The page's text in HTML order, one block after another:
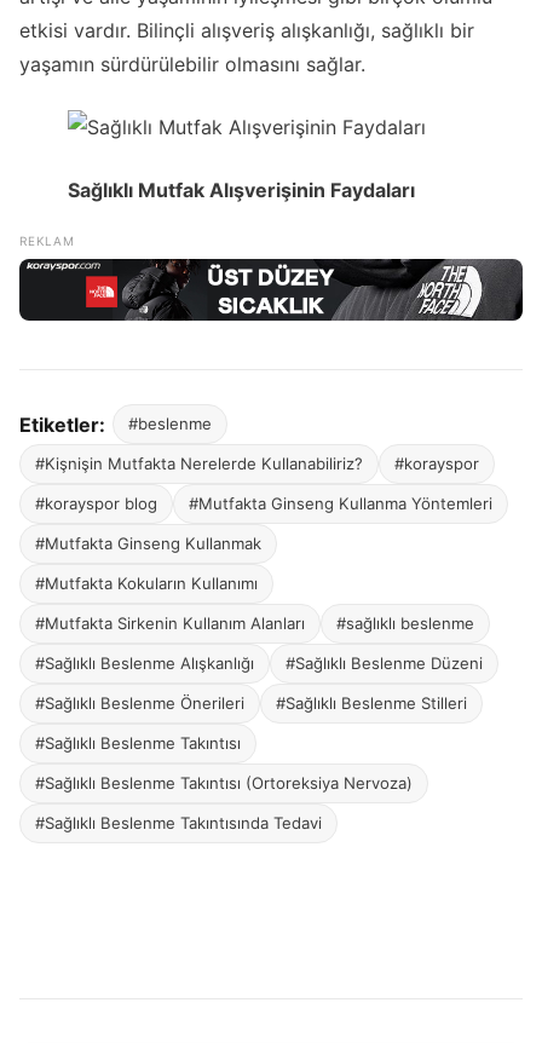
etkisi vardır. Bilinçli alışveriş alışkanlığı, sağlıklı bir
yaşamın sürdürülebilir olmasını sağlar.
Sağlıklı Mutfak Alışverişinin Faydaları
Etiketler: #beslenme
#Kişnişin Mutfakta Nerelerde Kullanabiliriz? #korayspor
#korayspor blog #Mutfakta Ginseng Kullanma Yöntemleri
#Mutfakta Ginseng Kullanmak
#Mutfakta Kokuların Kullanımı
#Mutfakta Sirkenin Kullanım Alanları #sağlıklı beslenme
#Sağlıklı Beslenme Alışkanlığı #Sağlıklı Beslenme Düzeni
#Sağlıklı Beslenme Önerileri #Sağlıklı Beslenme Stilleri
#Sağlıklı Beslenme Takıntısı
#Sağlıklı Beslenme Takıntısı (Ortoreksiya Nervoza)
#Sağlıklı Beslenme Takıntısında Tedavi